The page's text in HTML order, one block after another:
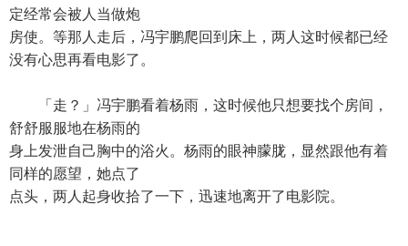
定经常会被人当做炮
房使。等那人走后，冯宇鹏爬回到床上，两人这时候都已经
没有心思再看电影了。
「走？」冯宇鹏看着杨雨，这时候他只想要找个房间，
舒舒服服地在杨雨的
身上发泄自己胸中的浴火。杨雨的眼神朦胧，显然跟他有着
同样的愿望，她点了
点头，两人起身收拾了一下，迅速地离开了电影院。